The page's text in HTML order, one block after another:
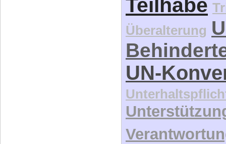
Teilhabe
Überalterung
UN-